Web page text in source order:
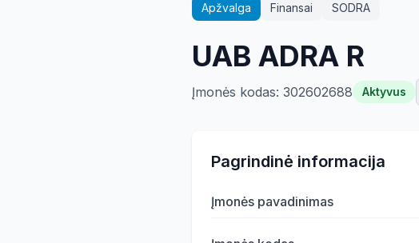
Apžvalga Finansai SODRA
UAB ADRA R
Įmonės kodas: 302602688 Aktyvus
Pagrindinė informacija
Įmonės pavadinimas